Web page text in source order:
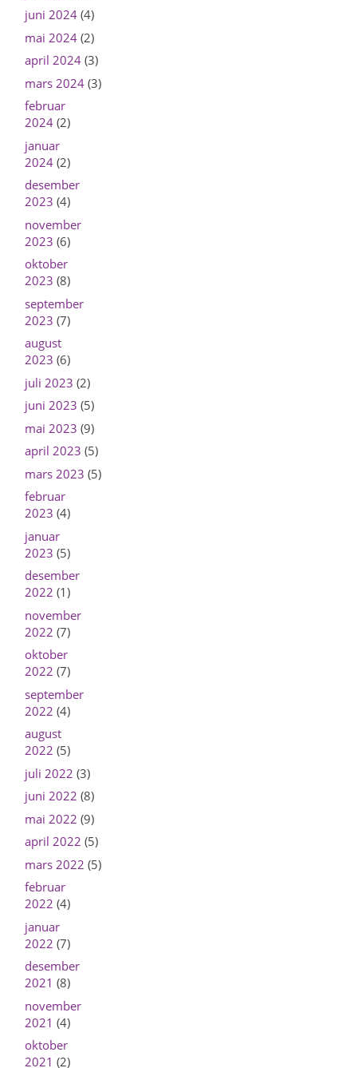
juni 2024(4)
mai 2024(2)
april 2024(3)
mars 2024(3)
februar
2024(2)
januar
2024(2)
desember
2023 (4)
november
2023 (6)
oktober
2023 (8)
september
2023 (7)
august
2023 (6)
juli 2023 (2)
juni 2023 (5)
mai 2023 (9)
april 2023 (5)
mars 2023 (5)
februar
2023 (4)
januar
2023 (5)
desember
2022 (1)
november
2022 (7)
oktober
2022 (7)
september
2022 (4)
august
2022 (5)
juli 2022 (3)
juni 2022 (8)
mai 2022 (9)
april 2022 (5)
mars 2022 (5)
februar
2022 (4)
januar
2022 (7)
desember
2021 (8)
november
2021 (4)
oktober
2021 (2)